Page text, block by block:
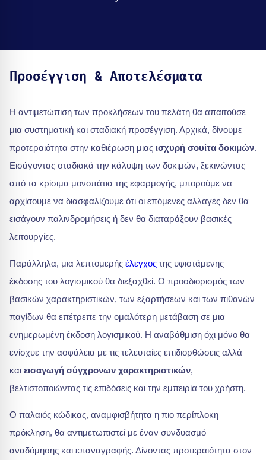
Προσέγγιση & Αποτελέσματα
Η αντιμετώπιση των προκλήσεων του πελάτη θα απαιτούσε
μια συστηματική και σταδιακή προσέγγιση. Αρχικά, δίνουμε
προτεραιότητα στην καθιέρωση μιας ισχυρή σουίτα δοκιμών.
Εισάγοντας σταδιακά την κάλυψη των δοκιμών, ξεκινώντας
από τα κρίσιμα μονοπάτια της εφαρμογής, μπορούμε να
αρχίσουμε να διασφαλίζουμε ότι οι επόμενες αλλαγές δεν θα
εισάγουν παλινδρομήσεις ή δεν θα διαταράξουν βασικές
λειτουργίες.
Παράλληλα, μια λεπτομερής έλεγχος της υφιστάμενης
έκδοσης του λογισμικού θα διεξαχθεί. Ο προσδιορισμός των
βασικών χαρακτηριστικών, των εξαρτήσεων και των πιθανών
παγίδων θα επέτρεπε την ομαλότερη μετάβαση σε μια
ενημερωμένη έκδοση λογισμικού. Η αναβάθμιση όχι μόνο θα
ενίσχυε την ασφάλεια με τις τελευταίες επιδιορθώσεις αλλά
και εισαγωγή σύγχρονων χαρακτηριστικών,
βελτιστοποιώντας τις επιδόσεις και την εμπειρία του χρήστη.
Ο παλαιός κώδικας, αναμφισβήτητα η πιο περίπλοκη
πρόκληση, θα αντιμετωπιστεί με έναν συνδυασμό
αναδόμησης και επαναγραφής. Δίνοντας προτεραιότητα στον